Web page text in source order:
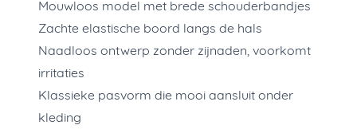
Mouwloos model met brede schouderbandjes
Zachte elastische boord langs de hals
Naadloos ontwerp zonder zijnaden, voorkomt
irritaties
Klassieke pasvorm die mooi aansluit onder
kleding